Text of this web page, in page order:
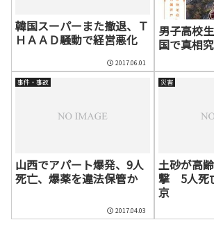
韓国スーパーまた撤退、Ｔ
ＨＡＡＤ騒動で経営悪化
2017.06.01
男子高校
国で真相
事件・事故
山西でアパート爆発、9人
死亡、爆薬を違法保管か
2017.04.03
災害
土砂が高
撃 5人死
京